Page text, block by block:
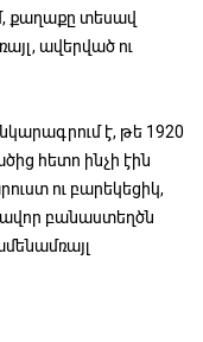
քաղաքը տեսավ
ավերված ու
է, թե 1920
հետո ինչի էին
ու բարեկեցիկ,
բանաստեղծն